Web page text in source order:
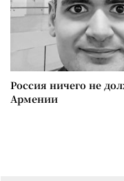
Россия ничего не
Армении